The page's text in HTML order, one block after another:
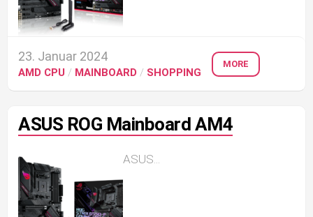
23. Januar 2024
AMD CPU / MAINBOARD / SHOPPING
MORE
ASUS ROG Mainboard AM4
ASUS...